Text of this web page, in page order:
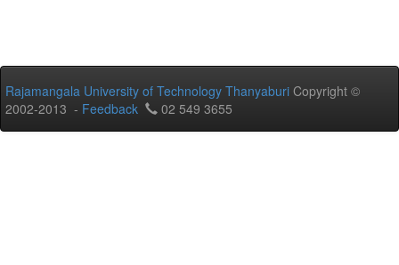
Rajamangala University of Technology Thanyaburi Copyright ©
2002-2013 - Feedback 02 549 3655